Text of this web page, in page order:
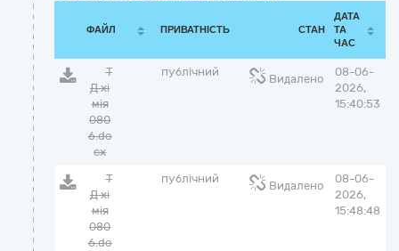
ФАЙЛ ПРИВАТНІСТЬ СТАН
ДАТА
ТА
ЧАС
Т
Д хі
мія
080
6.do
cx
публічний
Видалено
08-06-
2026,
15:40:53
Т
Д хі
мія
080
6.do
публічний
Видалено
08-06-
2026,
15:48:48